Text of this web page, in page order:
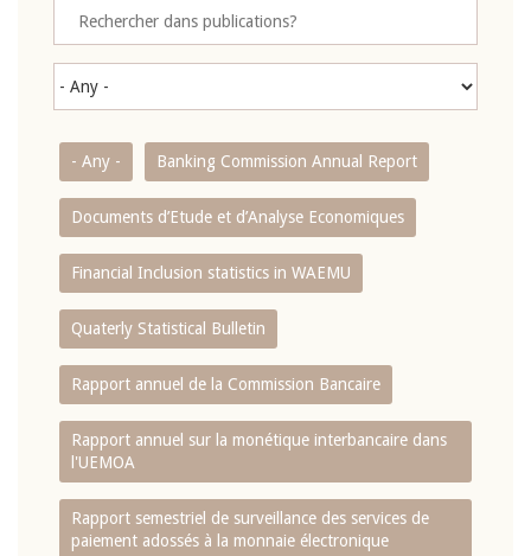
- Any - Banking Commission Annual Report
Documents d’Etude et d’Analyse Economiques
Financial Inclusion statistics in WAEMU
Quaterly Statistical Bulletin
Rapport annuel de la Commission Bancaire
Rapport annuel sur la monétique interbancaire dans
l'UEMOA
Rapport semestriel de surveillance des services de
paiement adossés à la monnaie électronique